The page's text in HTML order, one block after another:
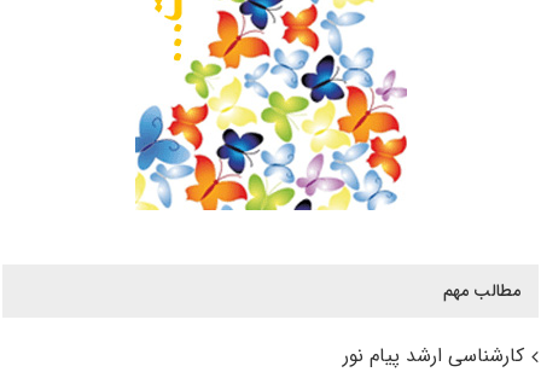
مطالب مهم
کارشناسی ارشد پیام نور